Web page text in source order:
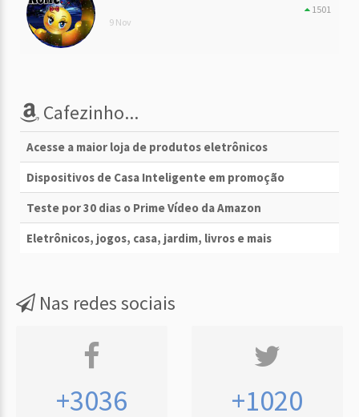
9 Nov
1501
Cafezinho...
Acesse a maior loja de produtos eletrônicos
Dispositivos de Casa Inteligente em promoção
Teste por 30 dias o Prime Vídeo da Amazon
Eletrônicos, jogos, casa, jardim, livros e mais
Nas redes sociais
+3036 +1020